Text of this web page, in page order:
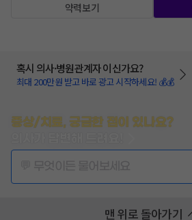
약력보기
혹시 의사·병원관계자 이신가요?
최대 200만원 받고 바로 광고 시작하세요! 💰💰
증상/치료, 궁금한 점이 있나요?
맨 위로 돌아가기